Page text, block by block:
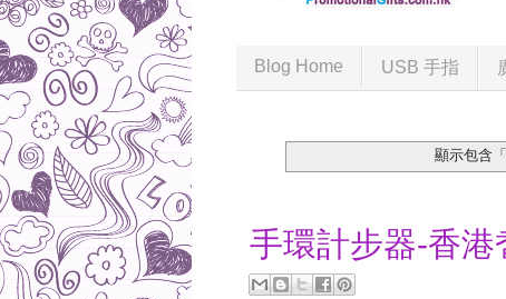
Blog Home USB 手指
顯示包含
手環計步器-香